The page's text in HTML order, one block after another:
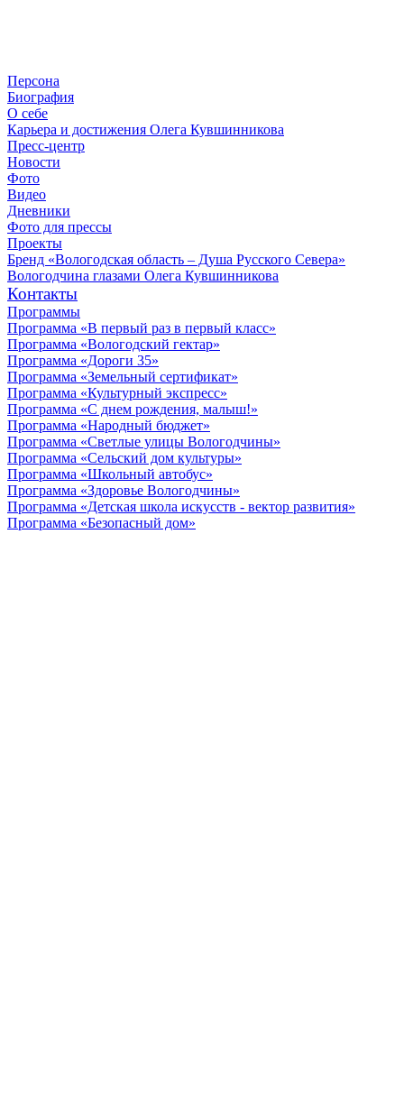
Персона
Биография
О себе
Карьера и достижения Олега Кувшинникова
Пресс-центр
Новости
Фото
Видео
Дневники
Фото для прессы
Проекты
Бренд «Вологодская область – Душа Русского Севера»
Вологодчина глазами Олега Кувшинникова
Контакты
Программы
Программа «В первый раз в первый класс»
Программа «Вологодский гектар»
Программа «Дороги 35»
Программа «Земельный сертификат»
Программа «Культурный экспресс»
Программа «С днем рождения, малыш!»
Программа «Народный бюджет»
Программа «Светлые улицы Вологодчины»
Программа «Сельский дом культуры»
Программа «Школьный автобус»
Программа «Здоровье Вологодчины»
Программа «Детская школа искусств - вектор развития»
Программа «Безопасный дом»